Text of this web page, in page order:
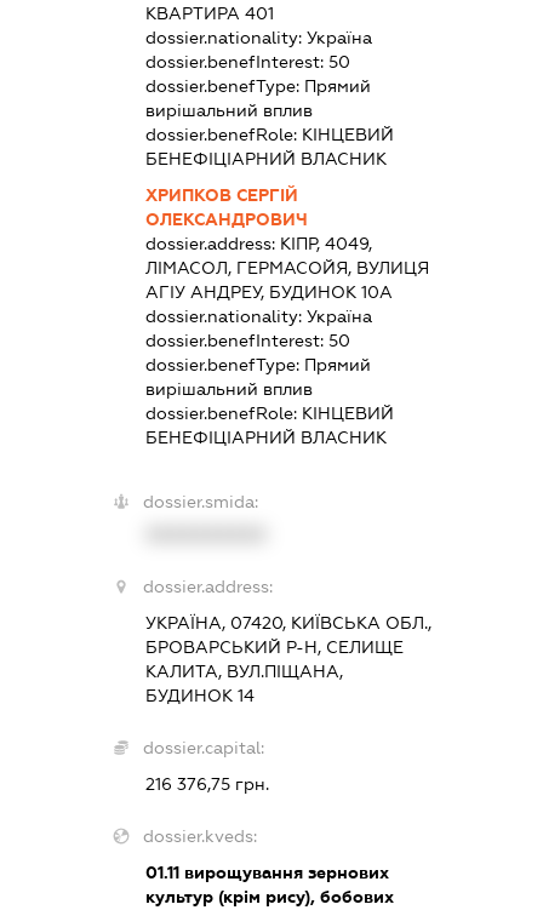
КВАРТИРА 401
dossier.nationality: Україна
dossier.benefInterest: 50
dossier.benefType: Прямий
вирішальний вплив
dossier.benefRole: КІНЦЕВИЙ
БЕНЕФІЦІАРНИЙ ВЛАСНИК
ХРИПКОВ СЕРГІЙ
ОЛЕКСАНДРОВИЧ
dossier.address: КІПР, 4049,
ЛІМАСОЛ, ГЕРМАСОЙЯ, ВУЛИЦЯ
АГІУ АНДРЕУ, БУДИНОК 10А
dossier.nationality: Україна
dossier.benefInterest: 50
dossier.benefType: Прямий
вирішальний вплив
dossier.benefRole: КІНЦЕВИЙ
БЕНЕФІЦІАРНИЙ ВЛАСНИК
dossier.smida:
dossier.address:
УКРАЇНА, 07420, КИЇВСЬКА ОБЛ.,
БРОВАРСЬКИЙ Р-Н, СЕЛИЩЕ
КАЛИТА, ВУЛ.ПІЩАНА,
БУДИНОК 14
dossier.capital:
216 376,75 грн.
dossier.kveds:
01.11вирощування зернових
культур (крім рису), бобових